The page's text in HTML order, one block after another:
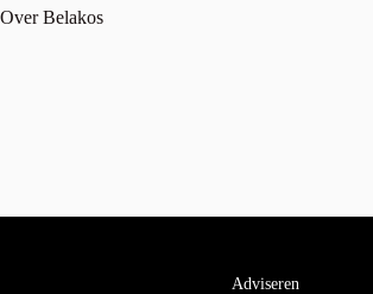
Over Belakos
Adviseren